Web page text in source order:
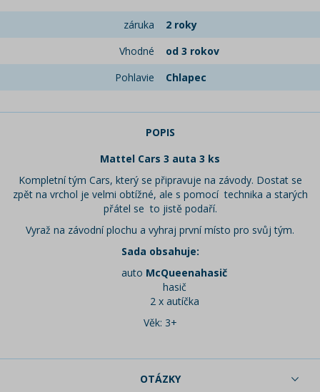
záruka
2 roky
Vhodné
od 3 rokov
Pohlavie
Chlapec
POPIS
Mattel Cars 3 auta 3 ks
Kompletní tým Cars, který se připravuje na závody. Dostat se
zpět na vrchol je velmi obtížné, ale s pomocí technika a starých
přátel se to jistě podaří.
Vyraž na závodní plochu a vyhraj první místo pro svůj tým.
Sada obsahuje:
auto McQueenahasič
hasič
2 x autíčka
Věk: 3+
OTÁZKY